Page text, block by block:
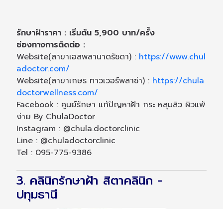
รักษาฝ้าราคา : เริ่มต้น 5,900 บาท/ครั้ง
ช่องทางการติดต่อ :
Website(สาขาเอสพลานาดรัชดา) : https://www.chul
adoctor.com/
Website(สาขาเกษร ทาวเวอร์พลาซ่า) : https://chula
doctorwellness.com/
Facebook : ศูนย์รักษา แก้ปัญหาฝ้า กระ หลุมสิว ผิวแพ้
ง่าย By ChulaDoctor
Instagram : @chula.doctorclinic
Line : @chuladoctorclinic
Tel : 095-775-9386
3. คลินิกรักษาฝ้า สิตาคลินิก -
ปทุมธานี